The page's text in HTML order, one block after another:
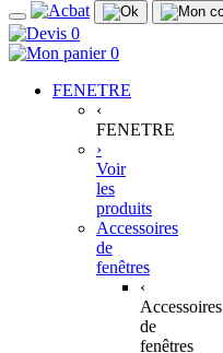
0
0
FENETRE
‹
FENETRE
›
Voir
les
produits
Accessoires
de
fenêtres
‹
Accessoires
de
fenêtres